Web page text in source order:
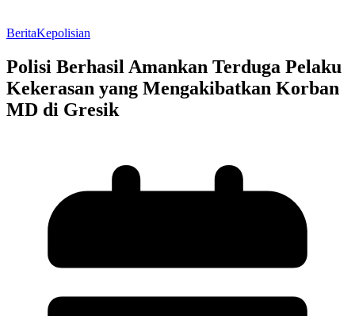
BeritaKepolisian
Polisi Berhasil Amankan Terduga Pelaku
Kekerasan yang Mengakibatkan Korban
MD di Gresik